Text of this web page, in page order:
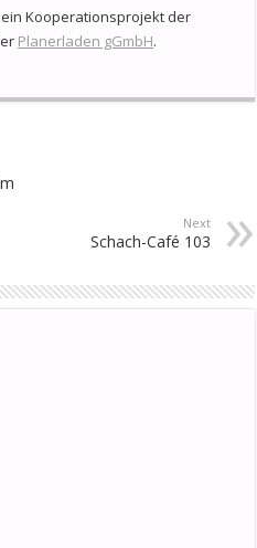
Kooperationsprojekt der
Planerladen gGmbH.
Next
Schach-Café 103